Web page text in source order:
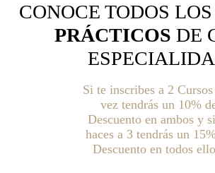
CONOCE TODOS LOS
PRÁCTICOS DE
Si te inscribes a 2
vez tendrás un 10%
Descuento en ambos y
haces a 3 tendrás un
Descuento en todos